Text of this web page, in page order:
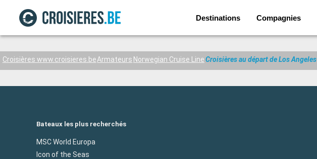
Destinations Compagnies
Croisières www.croisieres.beArmateurs Norwegian Cruise LineCroisières au départ de Los Angeles
Bateaux les plus recherchés
MSC World Europa
Icon of the Seas